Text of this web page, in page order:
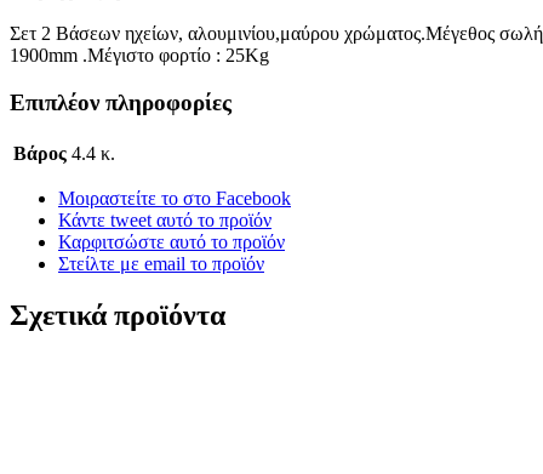
Σετ 2 Βάσεων ηχείων, αλουμινίου,μαύρου χρώματος.Μέγεθος
1900mm .Μέγιστο φορτίο : 25Kg
Επιπλέον πληροφορίες
Βάρος 4.4 κ.
Μοιραστείτε το στο Facebook
Κάντε tweet αυτό το προϊόν
Καρφιτσώστε αυτό το προϊόν
Στείλτε με email το προϊόν
Σχετικά προϊόντα